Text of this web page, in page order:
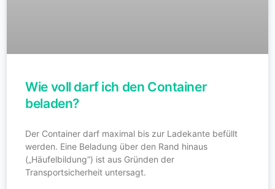
Wie voll darf ich den Container
beladen?
Der Container darf maximal bis zur Ladekante befüllt
werden. Eine Beladung über den Rand hinaus
(„Häufelbildung“) ist aus Gründen der
Transportsicherheit untersagt.